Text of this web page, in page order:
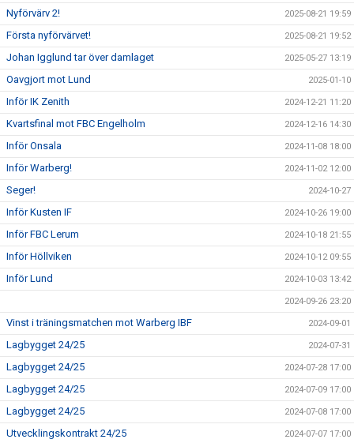
Nyförvärv 2! 2025-08-21 19:59
Första nyförvärvet! 2025-08-21 19:52
Johan Igglund tar över damlaget 2025-05-27 13:19
Oavgjort mot Lund 2025-01-10
Inför IK Zenith 2024-12-21 11:20
Kvartsfinal mot FBC Engelholm 2024-12-16 14:30
Inför Onsala 2024-11-08 18:00
Inför Warberg! 2024-11-02 12:00
Seger! 2024-10-27
Inför Kusten IF 2024-10-26 19:00
Inför FBC Lerum 2024-10-18 21:55
Inför Höllviken 2024-10-12 09:55
Inför Lund 2024-10-03 13:42
2024-09-26 23:20
Vinst i träningsmatchen mot Warberg IBF 2024-09-01
Lagbygget 24/25 2024-07-31
Lagbygget 24/25 2024-07-28 17:00
Lagbygget 24/25 2024-07-09 17:00
Lagbygget 24/25 2024-07-08 17:00
Utvecklingskontrakt 24/25 2024-07-07 17:00